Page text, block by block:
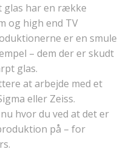
glas har en række
og high end TV
er en smule
– dem der er skudt
glas.
at arbejde med et
eller Zeiss.
hvor du ved at det er
på – for